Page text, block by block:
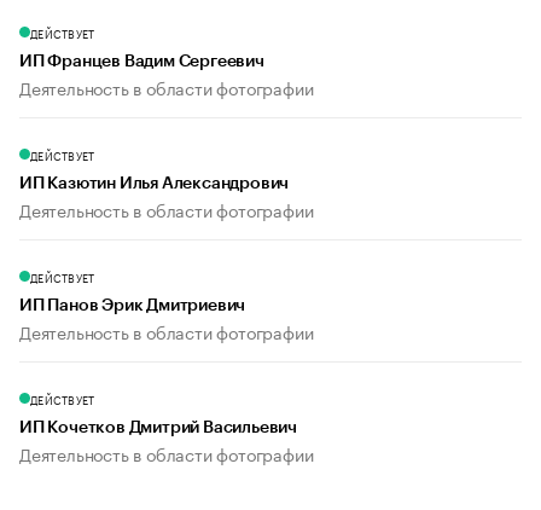
ДЕЙСТВУЕТ
ИП Францев Вадим Сергеевич
Деятельность в области фотографии
ДЕЙСТВУЕТ
ИП Казютин Илья Александрович
Деятельность в области фотографии
ДЕЙСТВУЕТ
ИП Панов Эрик Дмитриевич
Деятельность в области фотографии
ДЕЙСТВУЕТ
ИП Кочетков Дмитрий Васильевич
Деятельность в области фотографии